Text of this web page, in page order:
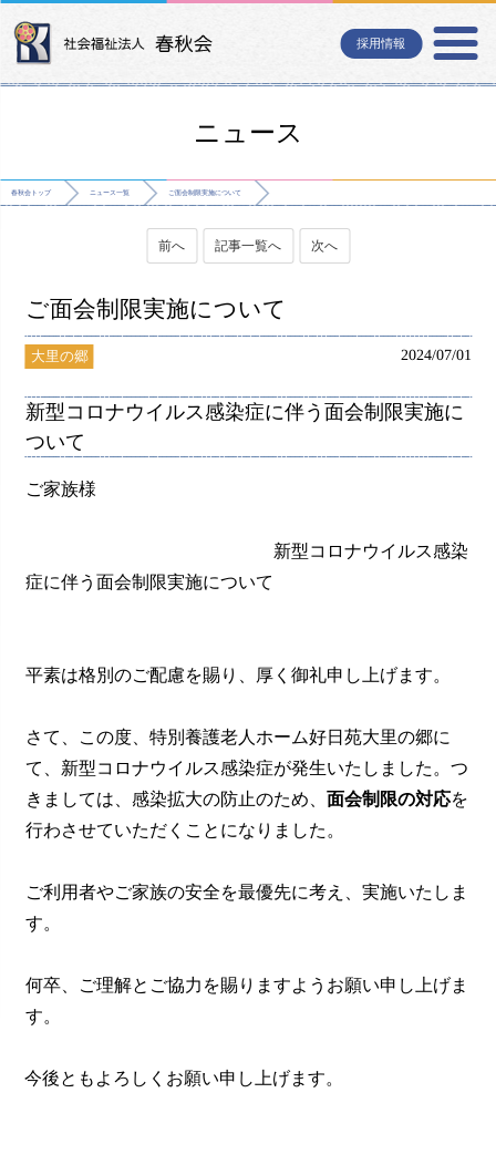
採用情報
ニュース
春秋会トップ ニュース一覧 ご面会制限実施について
前へ 記事一覧へ 次へ
ご面会制限実施について
大里の郷 2024/07/01
新型コロナウイルス感染症に伴う面会制限実施に
ついて
ご家族様
新型コロナウイルス感染
症に伴う面会制限実施について
平素は格別のご配慮を賜り、厚く御礼申し上げます。
さて、この度、特別養護老人ホーム好日苑大里の郷に
て、新型コロナウイルス感染症が発生いたしました。つ
きましては、感染拡大の防止のため、 面会制限の対応を
行わさせていただくことになりました。
ご利用者やご家族の安全を最優先に考え、実施いたしま
す。
何卒、ご理解とご協力を賜りますようお願い申し上げま
す。
今後ともよろしくお願い申し上げます。